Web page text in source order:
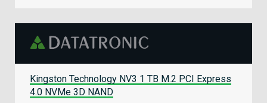
Kingston Technology NV3 1 TB M.2 PCI Express
4.0 NVMe 3D NAND